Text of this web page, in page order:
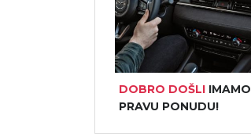
DOBRO DOŠLI IMAMO
PRAVU PONUDU!